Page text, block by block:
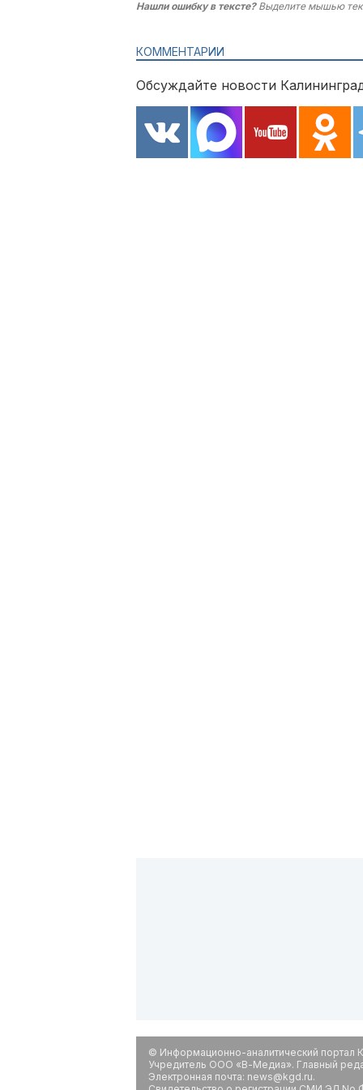
Нашли ошибку в тексте?Выделите мышью
КОММЕНТАРИИ
Обсуждайте новости
© Информационно-аналитический портал
Учредитель ООО «В-Медиа». Главный
Электронная почта: news@kgd.ru.